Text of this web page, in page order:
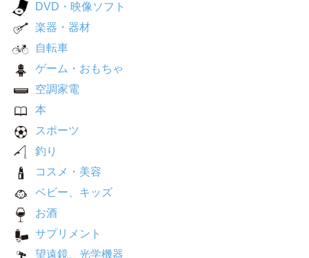
DVD・映像ソフト
楽器・器材
自転車
ゲーム・おもちゃ
空調家電
本
スポーツ
釣り
コスメ・美容
ベビー、キッズ
お酒
サプリメント
望遠鏡、光学機器